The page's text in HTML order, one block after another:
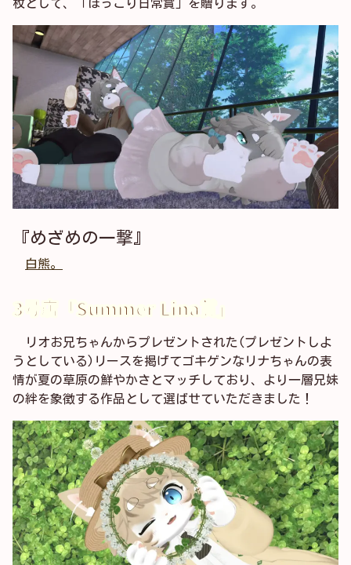
枚として、「ほっこり日常賞」を贈ります。
『めざめの一撃』
白熊。
3号店「Summer Lina賞」
リオお兄ちゃんからプレゼントされた(プレゼントしよ
うとしている)リースを掲げてゴキゲンなリナちゃんの表
情が夏の草原の鮮やかさとマッチしており、より一層兄妹
の絆を象徴する作品として選ばせていただきました！